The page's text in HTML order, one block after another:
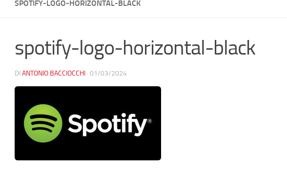
SPOTIFY-LOGO-HORIZONTAL-BLACK
spotify-logo-horizontal-black
DI ANTONIO BACCIOCCHI · 01/03/2024